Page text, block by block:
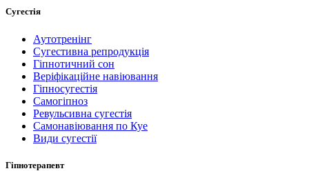
Сугестія
Аутотренінг
Сугестивна репродукція
Гіпнотичний сон
Веріфікаційне навіювання
Гіпносугестія
Самогіпноз
Ревульсивна сугестія
Самонавіювання по Куе
Види сугестії
Гіпнотерапевт